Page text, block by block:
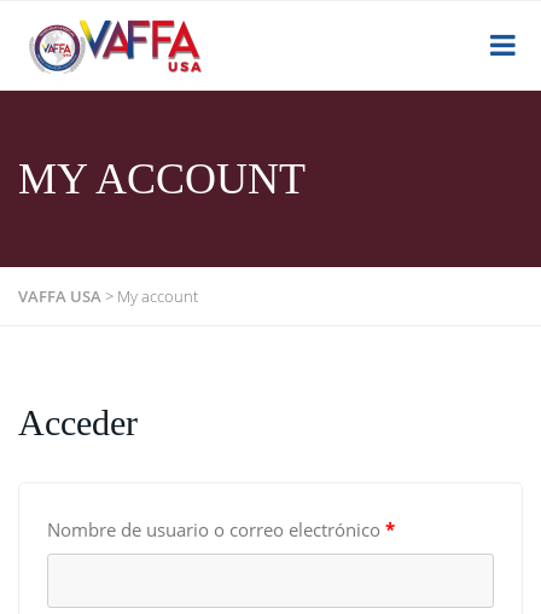
MY ACCOUNT
VAFFA USA> My account
Acceder
Nombre de usuario o correo electrónico *